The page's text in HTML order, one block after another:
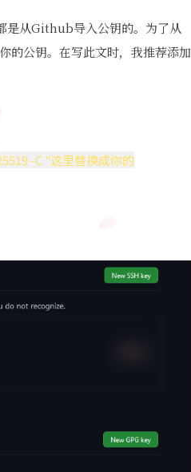
从Github导入公钥的。为了从
公钥。在写此文时，我推荐添加
-C"这里替换成你的